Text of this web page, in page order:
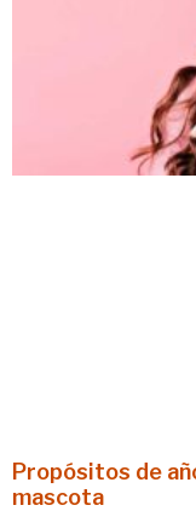
Propósitos de
mascota